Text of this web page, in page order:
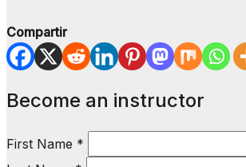
Compartir
Become an instructor
First Name *